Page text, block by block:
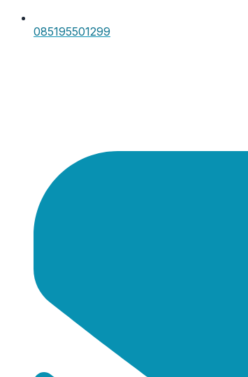
085195501299